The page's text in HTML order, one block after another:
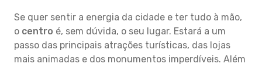
Se quer sentir a energia da cidade e ter tudo à mão,
o centro é, sem dúvida, o seu lugar. Estará a um
passo das principais atrações turísticas, das lojas
mais animadas e dos monumentos imperdíveis. Além